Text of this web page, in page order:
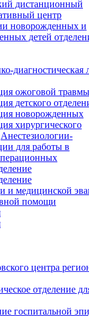
дистанционный
центр
новорожденных и
детей
диагностическая
ожоговой травмы
детского
новорожденных
хирургического
Анестезиологии-
для работы в
и медицинской
помощи
центра
отделение
госпитальной